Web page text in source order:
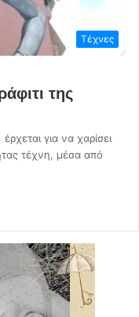
Τέχνες
της
για να χαρίσει
τέχνη, μέσα από